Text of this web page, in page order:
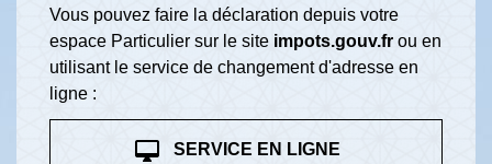
Vous pouvez faire la déclaration depuis votre
espace Particulier sur le site impots.gouv.fr ou en
utilisant le service de changement d'adresse en
ligne :
desktop_mac SERVICE EN LIGNE